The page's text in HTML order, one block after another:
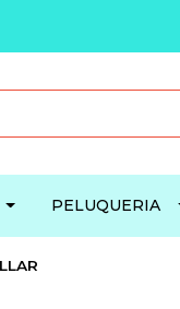
PELUQUERIA